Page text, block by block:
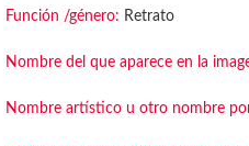
Función /género: Retrato
Nombre del que aparece en la
Nombre artístico u otro nombre